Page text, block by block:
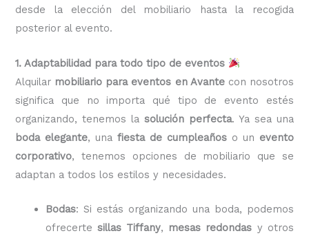
desde la elección del mobiliario hasta la recogida
posterior al evento.
1. Adaptabilidad para todo tipo de eventos
Alquilar mobiliario para eventos en Avantecon nosotros
significa que no importa qué tipo de evento estés
organizando, tenemos lasolución perfecta. Ya sea una
boda elegante, unafiesta de cumpleañoso un evento
corporativo, tenemos opciones de mobiliario que se
adaptan a todos los estilos y necesidades.
Bodas: Si estás organizando una boda, podemos
ofrecertesillas Tiffany, mesas redondas y otros